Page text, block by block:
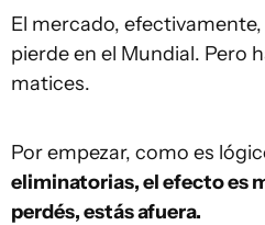
El mercado,
pierde en el Mundial. Pero
matices.
Por empezar, como es
eliminatorias, el efecto es
perdés, estás afuera.